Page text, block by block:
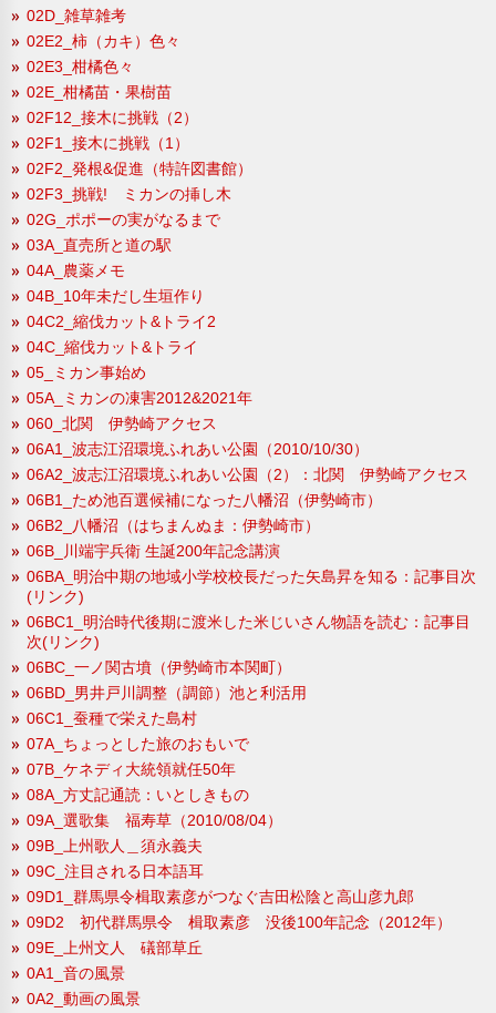
02D_雑草雑考
02E2_柿（カキ）色々
02E3_柑橘色々
02E_柑橘苗・果樹苗
02F12_接木に挑戦（2）
02F1_接木に挑戦（1）
02F2_発根&促進（特許図書館）
02F3_挑戦! ミカンの挿し木
02G_ポポーの実がなるまで
03A_直売所と道の駅
04A_農薬メモ
04B_10年未だし生垣作り
04C2_縮伐カット&トライ2
04C_縮伐カット&トライ
05_ミカン事始め
05A_ミカンの凍害2012&2021年
060_北関 伊勢崎アクセス
06A1_波志江沼環境ふれあい公園（2010/10/30）
06A2_波志江沼環境ふれあい公園（2）：北関 伊勢崎アクセス
06B1_ため池百選候補になった八幡沼（伊勢崎市）
06B2_八幡沼（はちまんぬま：伊勢崎市）
06B_川端宇兵衛 生誕200年記念講演
06BA_明治中期の地域小学校校長だった矢島昇を知る：記事目次
(リンク)
06BC1_明治時代後期に渡米した米じいさん物語を読む：記事目
次(リンク)
06BC_一ノ関古墳（伊勢崎市本関町）
06BD_男井戸川調整（調節）池と利活用
06C1_蚕種で栄えた島村
07A_ちょっとした旅のおもいで
07B_ケネディ大統領就任50年
08A_方丈記通読：いとしきもの
09A_選歌集 福寿草（2010/08/04）
09B_上州歌人＿須永義夫
09C_注目される日本語耳
09D1_群馬県令楫取素彦がつなぐ吉田松陰と高山彦九郎
09D2 初代群馬県令 楫取素彦 没後100年記念（2012年）
09E_上州文人 礒部草丘
0A1_音の風景
0A2_動画の風景